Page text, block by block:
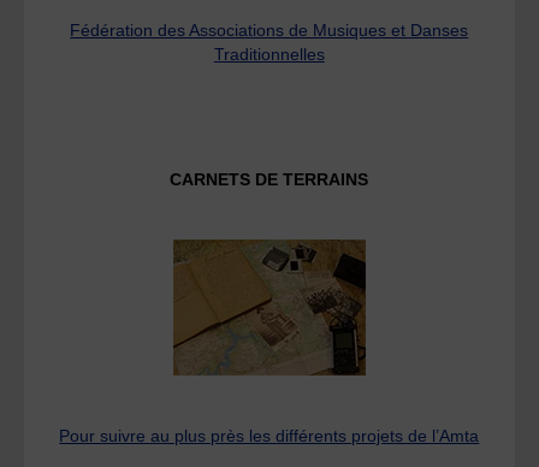
Fédération des Associations de Musiques et Danses
Traditionnelles
CARNETS DE TERRAINS
Pour suivre au plus près les différents projets de l’Amta